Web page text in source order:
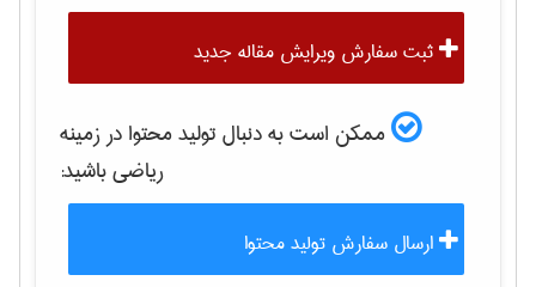
ثبت سفارش ویرایش مقاله جدید
ممکن است به دنبال تولید محتوا در زمینه
رياضیباشید:
ارسال سفارش تولید محتوا